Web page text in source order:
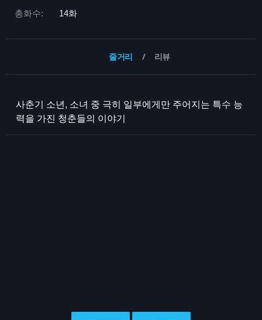
총화수: 14화
줄거리 리뷰
사춘기 소년, 소녀 중 극히 일부에게만 주어지는 특수 능
력을 가진 청춘들의 이야기